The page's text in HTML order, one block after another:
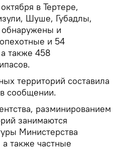
в Тертере,
Шуше, Губадлы,
и
и 54
также 458
территорий составила
в сообщении.
разминированием
занимаются
Министерства
также частные